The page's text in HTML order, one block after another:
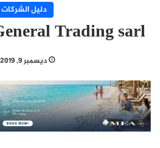
دليل الشركات
Trading sarl
ديسمبر 9, 2019